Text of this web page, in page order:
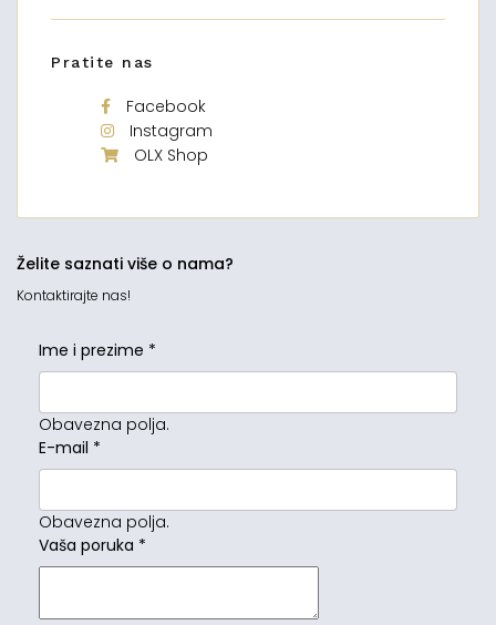
Pratite nas
Facebook
Instagram
OLX Shop
Želite saznati više o nama?
Kontaktirajte nas!
Ime i prezime *
Obavezna polja.
E-mail *
Obavezna polja.
Vaša poruka *